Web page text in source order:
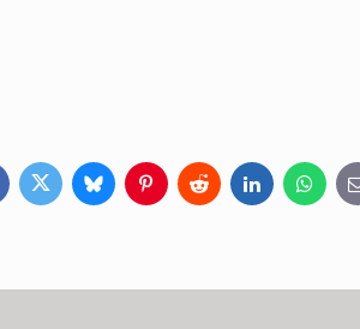
TwitterBlueskyPinterestRedditLinkedIn